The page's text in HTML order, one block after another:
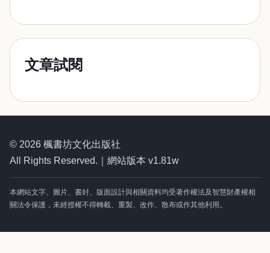
文章試閱
© 2026 楓書坊文化出版社
All Rights Reserved.｜網站版本 v1.81w
本網站文字、圖片、書封、版面設計與相關資料均受著作權法及智慧財產權相
關法令保護，未經授權不得轉載、重製、改作、散布或作其他利用。